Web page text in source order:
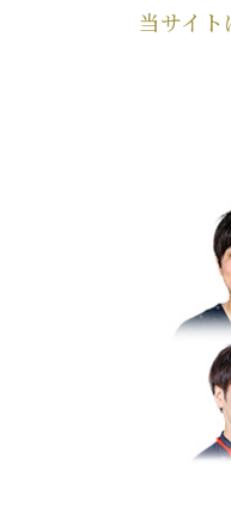
当サイト